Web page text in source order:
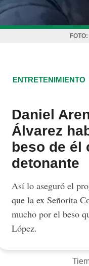
FOTO:
ENTRETENIMIENTO
Daniel
Álvarez
beso de él
detonante
Así lo aseguró el
que la ex Señorita
mucho por el beso
López.